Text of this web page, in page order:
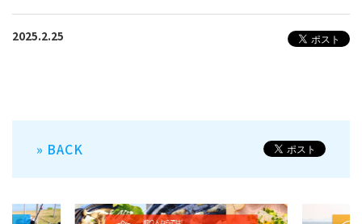
2025.2.25
» BACK